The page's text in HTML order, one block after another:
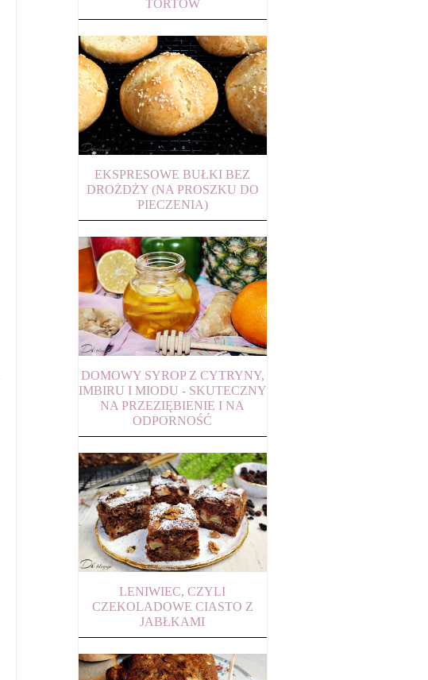
TORTÓW
EKSPRESOWE BUŁKI BEZ
DROŻDŻY (NA PROSZKU DO
PIECZENIA)
DOMOWY SYROP Z CYTRYNY,
IMBIRU I MIODU - SKUTECZNY
NA PRZEZIĘBIENIE I NA
ODPORNOŚĆ
LENIWIEC, CZYLI
CZEKOLADOWE CIASTO Z
JABŁKAMI